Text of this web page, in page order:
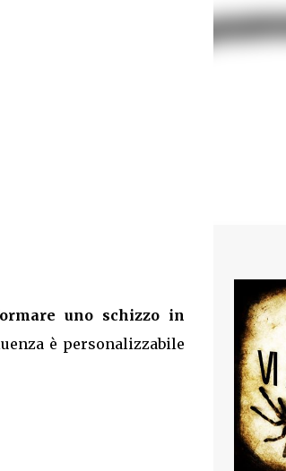
uno schizzo in
è personalizzabile